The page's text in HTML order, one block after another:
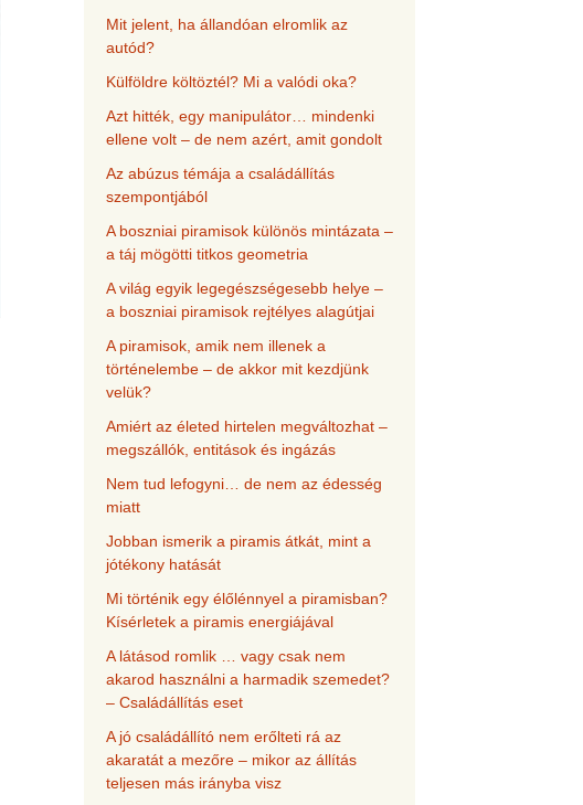
Mit jelent, ha állandóan elromlik az
autód?
Külföldre költöztél? Mi a valódi oka?
Azt hitték, egy manipulátor… mindenki
ellene volt – de nem azért, amit gondolt
Az abúzus témája a családállítás
szempontjából
A boszniai piramisok különös mintázata –
a táj mögötti titkos geometria
A világ egyik legegészségesebb helye –
a boszniai piramisok rejtélyes alagútjai
A piramisok, amik nem illenek a
történelembe – de akkor mit kezdjünk
velük?
Amiért az életed hirtelen megváltozhat –
megszállók, entitások és ingázás
Nem tud lefogyni… de nem az édesség
miatt
Jobban ismerik a piramis átkát, mint a
jótékony hatását
Mi történik egy élőlénnyel a piramisban?
Kísérletek a piramis energiájával
A látásod romlik … vagy csak nem
akarod használni a harmadik szemedet?
– Családállítás eset
A jó családállító nem erőlteti rá az
akaratát a mezőre – mikor az állítás
teljesen más irányba visz